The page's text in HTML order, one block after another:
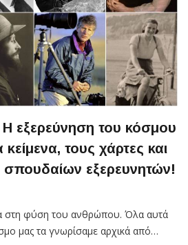
εξερεύνηση του κόσμου
τους χάρτες και
σπουδαίων εξερευνητών!
στη φύση του ανθρώπου. Όλα αυτά
μας τα γνωρίσαμε αρχικά από…